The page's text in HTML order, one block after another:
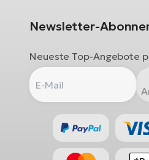
Newsletter-
Neueste Top-Angebote